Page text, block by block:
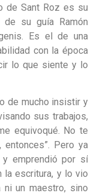
de Sant Roz es su
su guía Ramón
Es el de una
con la época
lo que siente y lo
de mucho insistir y
sus trabajos,
equivoqué. No te
entonces”. Pero ya
emprendió por sí
la escritura, y lo vio
ni un maestro, sino